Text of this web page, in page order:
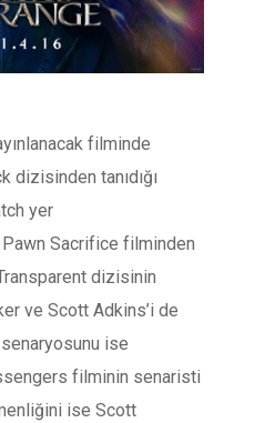
filminde
dizisinden tanıdığı
yer
Sacrifice filminden
dizisinin
ve Scott Adkins’i de
senaryosunu ise
filminin senaristi
ise Scott